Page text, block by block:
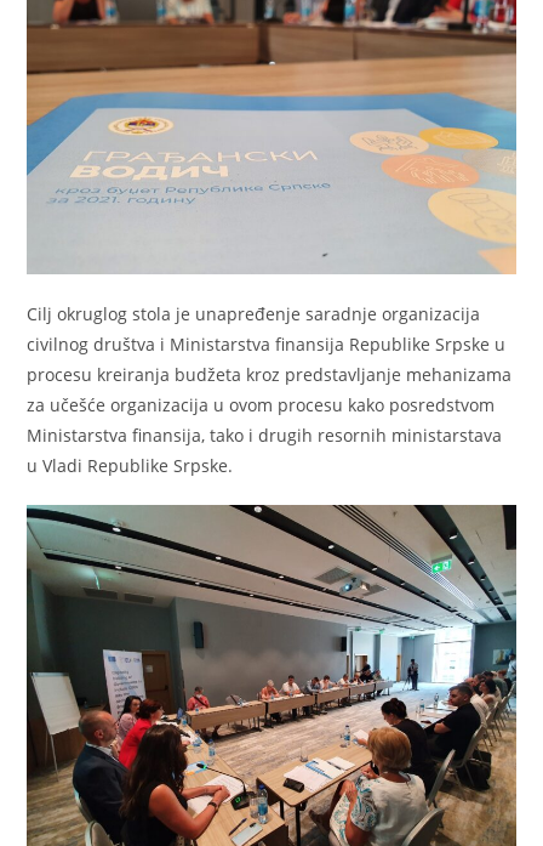
Cilj okruglog stola je unapređenje saradnje organizacija
civilnog društva i Ministarstva finansija Republike Srpske u
procesu kreiranja budžeta kroz predstavljanje mehanizama
za učešće organizacija u ovom procesu kako posredstvom
Ministarstva finansija, tako i drugih resornih ministarstava
u Vladi Republike Srpske.